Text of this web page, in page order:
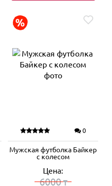
0
Мужская футболка Байкер
с колесом
Цена:
6000₸